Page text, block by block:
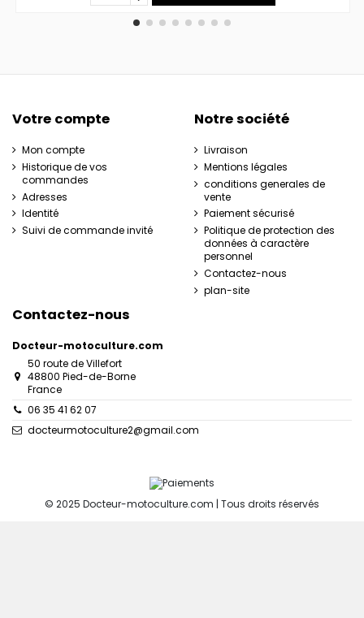
Votre compte
Mon compte
Historique de vos
commandes
Adresses
Identité
Suivi de commande invité
Notre société
Livraison
Mentions légales
conditions generales de
vente
Paiement sécurisé
Politique de protection des
données à caractère
personnel
Contactez-nous
plan-site
Contactez-nous
Docteur-motoculture.com
50 route de Villefort
48800 Pied-de-Borne
France
06 35 41 62 07
docteurmotoculture2@gmail.com
© 2025 Docteur-motoculture.com | Tous droits réservés